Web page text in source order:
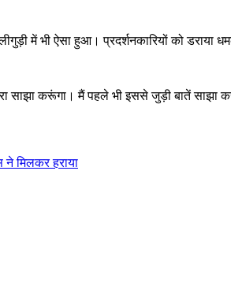
में भी ऐसा हुआ। प्रदर्शनकारियों को
साझा करूंगा। मैं पहले भी इससे जुड़ी बातें साझा
ने मिलकर हराया